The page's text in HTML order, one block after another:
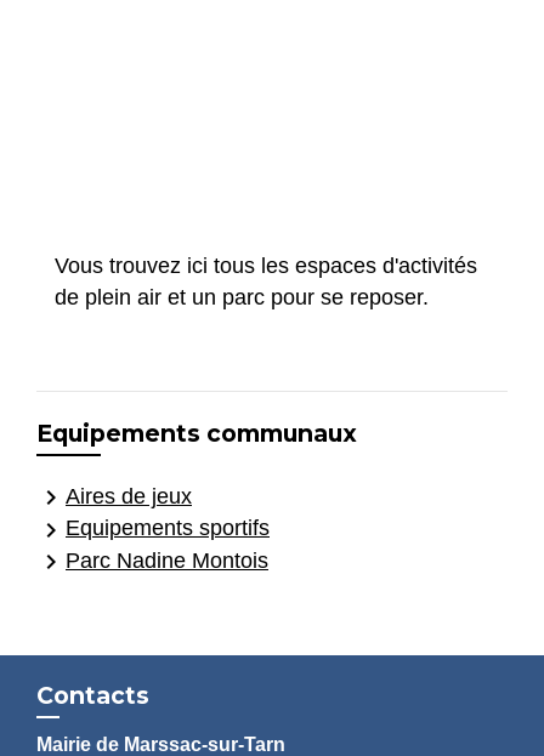
Vous trouvez ici tous les espaces d'activités
de plein air et un parc pour se reposer.
Equipements communaux
keyboard_arrow_right Aires de jeux
keyboard_arrow_right Equipements sportifs
keyboard_arrow_right Parc Nadine Montois
Contacts
Mairie de Marssac-sur-Tarn